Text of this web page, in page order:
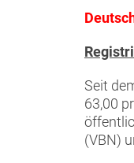
Seit
63,00
(VBN)